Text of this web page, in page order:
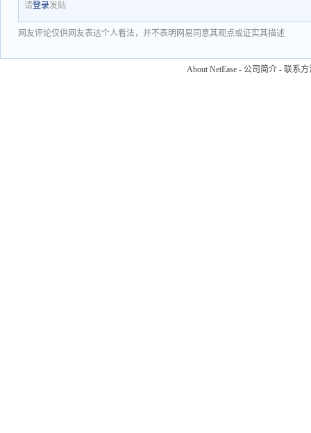
请登录发贴
网友评论仅供网友表达个人看法，并不表明网易同意其观点或证实其描述
About NetEase - 公司简介 - 联系方